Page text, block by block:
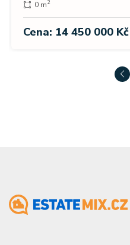
0 m2
Cena: 14 450 000 Kč